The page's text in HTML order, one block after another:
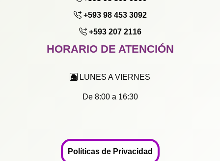
+593 98 453 3092
+593 207 2116
HORARIO DE ATENCIÓN
LUNES A VIERNES
De 8:00 a 16:30
Políticas de Privacidad